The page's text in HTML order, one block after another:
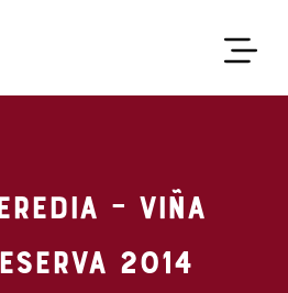
– Viña
2014